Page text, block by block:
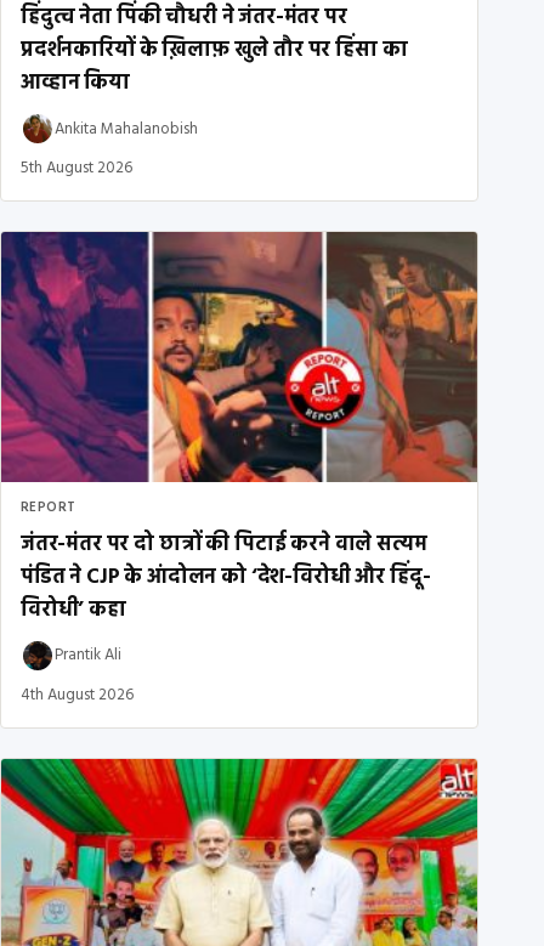
हिंदुत्व नेता पिंकी चौधरी ने जंतर-मंतर पर
प्रदर्शनकारियों के ख़िलाफ़ खुले तौर पर हिंसा का
आव्हान किया
Ankita Mahalanobish
5th August 2026
REPORT
जंतर-मंतर पर दो छात्रों की पिटाई करने वाले सत्यम
पंडित ने CJP के आंदोलन को ‘देश-विरोधी और हिंदू-
विरोधी’ कहा
Prantik Ali
4th August 2026